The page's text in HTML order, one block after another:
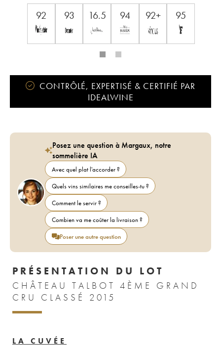
92 93 16.5 94 92+ 95
CONTRÔLÉ, EXPERTISÉ & CERTIFIÉ PAR
IDEALWINE
Posez une question à Margaux, notre
sommelière IA
Avec quel plat l'accorder ?
Quels vins similaires me conseilles-tu ?
Comment le servir ?
Combien va me coûter la livraison ?
Poser une autre question
PRÉSENTATION DU LOT
CHÂTEAU TALBOT 4ÈME GRAND
CRU CLASSÉ 2015
LA CUVÉE